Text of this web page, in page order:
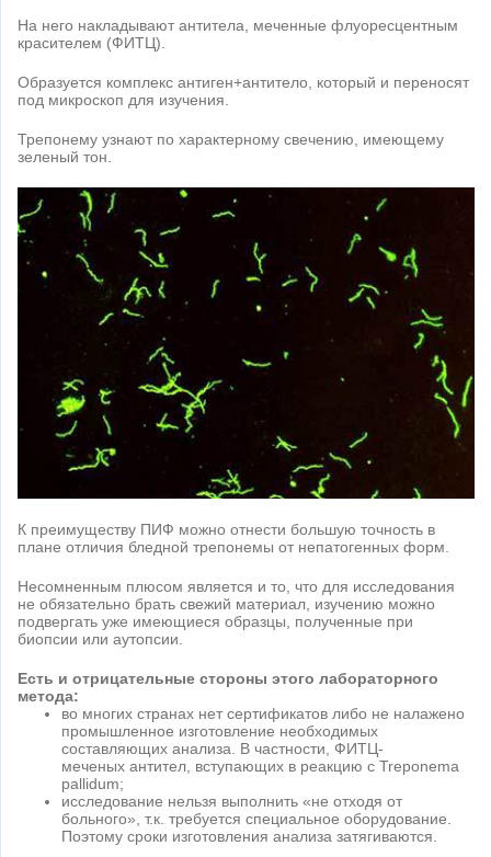
На него накладывают антитела, меченные флуоресцентным
красителем (ФИТЦ).
Образуется комплекс антиген+антитело, который и переносят
под микроскоп для изучения.
Трепонему узнают по характерному свечению, имеющему
зеленый тон.
К преимуществу ПИФ можно отнести большую точность в
плане отличия бледной трепонемы от непатогенных форм.
Несомненным плюсом является и то, что для исследования
не обязательно брать свежий материал, изучению можно
подвергать уже имеющиеся образцы, полученные при
биопсии или аутопсии.
Есть и отрицательные стороны этого лабораторного
метода:
во многих странах нет сертификатов либо не налажено
промышленное изготовление необходимых
составляющих анализа. В частности, ФИТЦ-
меченых антител, вступающих в реакцию с Treponema
pallidum;
исследование нельзя выполнить «не отходя от
больного», т.к. требуется специальное оборудование.
Поэтому сроки изготовления анализа затягиваются.